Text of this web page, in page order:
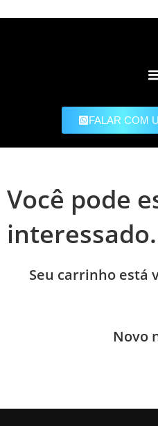
FALAR COM
Você pode
Seu carrinho está
Novo